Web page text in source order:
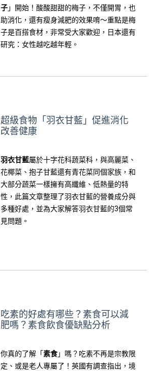
子」開始！酸酸甜甜的梅子，不僅開胃，也
助消化，還有瘦身減肥的效果唷～重點是梅
子是百搭食材，非常受大家歡迎，日本還有
研究：女性越吃越年輕。
超級食物「羽衣甘藍」促進消化
改善健康
羽衣甘藍屬於十字花科蔬菜科，與高麗菜、
花椰菜、抱子甘藍還有青花菜同個家族，和
大部分蔬菜一樣擁有高纖維、低熱量的特
性，此篇文章整理了羽衣甘藍的營養成分與
多種好處，並為大家解答羽衣甘藍的3個常
見問題。
吃素的好處有哪些？素食可以減
肥嗎？素食飲食優缺點分析
你真的了解「素食」嗎？吃素不再是宗教限
定、或是老人專屬了！英國有調查指出，境